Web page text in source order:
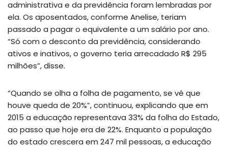
administrativa e da previdência foram lembradas por
ela. Os aposentados, conforme Anelise, teriam
passado a pagar o equivalente a um salário por ano.
“Só com o desconto da previdência, considerando
ativos e inativos, o governo teria arrecadado R$ 295
milhões”, disse.
“Quando se olha a folha de pagamento, se vê que
houve queda de 20%”, continuou, explicando que em
2015 a educação representava 33% da folha do Estado,
ao passo que hoje era de 22%. Enquanto a população
do estado crescera em 247 mil pessoas, a educação